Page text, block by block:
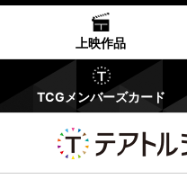
上映作品
TCGメンバーズカード